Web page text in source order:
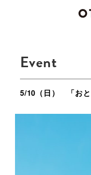
Event
5/10（日） 「おと